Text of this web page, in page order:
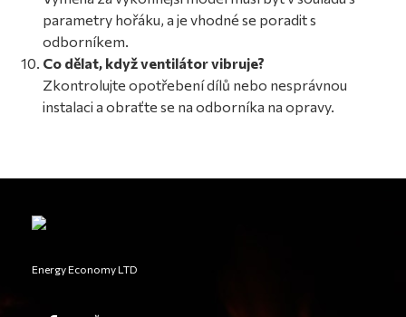
parametry hořáku, a je vhodné se poradit s
odborníkem.
Co dělat, když ventilátor vibruje?
Zkontrolujte opotřebení dílů nebo nesprávnou
instalaci a obraťte se na odborníka na opravy.
Energy Economy LTD